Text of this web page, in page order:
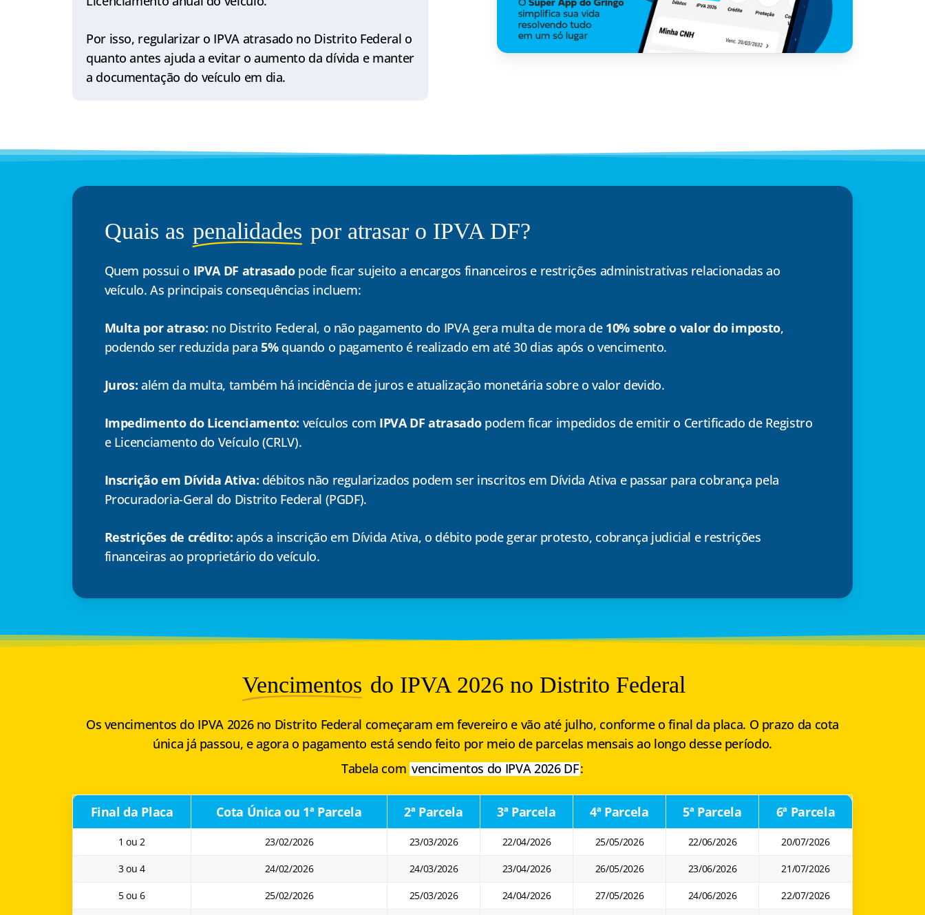
Por isso, regularizar o IPVA atrasado no Distrito Federal o
quanto antes ajuda a evitar o aumento da dívida e manter
a documentação do veículo em dia.
Quais as penalidades por atrasar o IPVA DF?
Quem possui o IPVA DF atrasadopode ficar sujeito a encargos financeiros e restrições administrativas relacionadas ao
veículo. As principais consequências incluem:
Multa por atraso: no Distrito Federal, o não pagamento do IPVA gera multa de mora de 10% sobre o valor do imposto,
podendo ser reduzida para5%quando o pagamento é realizado em até 30 dias após o vencimento.
Juros: além da multa, também há incidência de juros e atualização monetária sobre o valor devido.
Impedimento do Licenciamento: veículos com IPVA DF atrasadopodem ficar impedidos de emitir o Certificado de Registro
e Licenciamento do Veículo (CRLV).
Inscrição em Dívida Ativa: débitos não regularizados podem ser inscritos em Dívida Ativa e passar para cobrança pela
Procuradoria-Geral do Distrito Federal (PGDF).
Restrições de crédito: após a inscrição em Dívida Ativa, o débito pode gerar protesto, cobrança judicial e restrições
financeiras ao proprietário do veículo.
Vencimentos do IPVA 2026 no Distrito Federal
Os vencimentos do IPVA 2026 no Distrito Federal começaram em fevereiro e vão até julho, conforme o final da placa. O prazo da cota
única já passou, e agora o pagamento está sendo feito por meio de parcelas mensais ao longo desse período.
Tabela com vencimentos do IPVA 2026 DF:
Final da Placa Cota Única ou 1ª Parcela 2ª Parcela 3ª Parcela 4ª Parcela 5ª Parcela 6ª Parcela
1 ou 2 23/02/2026 23/03/2026 22/04/2026 25/05/2026 22/06/2026 20/07/2026
3 ou 4 24/02/2026 24/03/2026 23/04/2026 26/05/2026 23/06/2026 21/07/2026
5 ou 6 25/02/2026 25/03/2026 24/04/2026 27/05/2026 24/06/2026 22/07/2026